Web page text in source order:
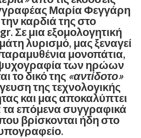
Μαρία Φεγγάρη
την καρδιά της στο
Σε μια εξομολογητική
λυρισμό, μας ξεναγεί
μονοπάτια,
των ηρώων
το δικό της «αντίδοτο»
της τεχνολογικής
και μας αποκαλύπτει
τα επόμενα συγγραφικά
βρίσκονται ήδη στο